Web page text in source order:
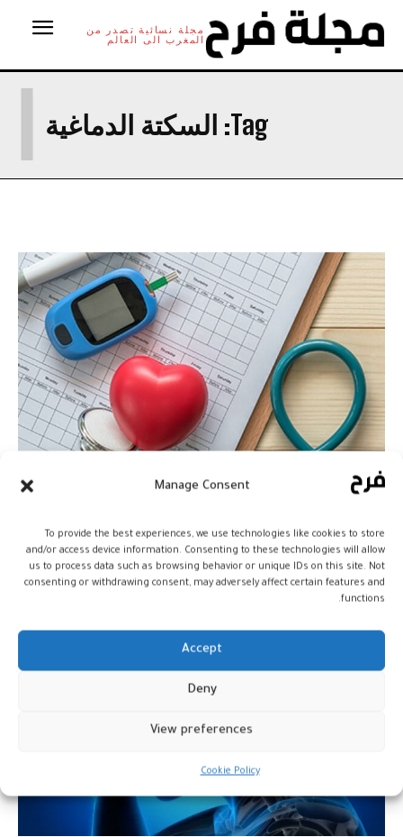
Manage Consent
To provide the best experiences, we use technologies like cookies to store
and/or access device information. Consenting to these technologies will allow
us to process data such as browsing behavior or unique IDs on this site. Not
consenting or withdrawing consent, may adversely affect certain features and
functions.
Accept
Deny
View preferences
Cookie Policy
مجلة نسائية تصدر من
المغرب الى العالم
Tag: السكتة الدماغية
السكري يقلل وفيات القلب
صحة 17 ديسمبر، 2025